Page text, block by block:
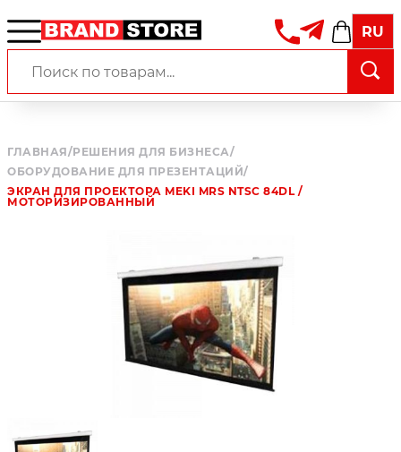
RU
ГЛАВНАЯ/РЕШЕНИЯ ДЛЯ БИЗНЕСА/
ОБОРУДОВАНИЕ ДЛЯ ПРЕЗЕНТАЦИЙ/
ЭКРАН ДЛЯ ПРОЕКТОРА MEKI MRS NTSC 84DL /
МОТОРИЗИРОВАННЫЙ